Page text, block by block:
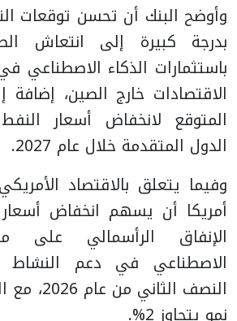
وأوضح البنك أن تحسن توقعات
بدرجة كبيرة إلى انتعاش
باستثمارات الذكاء الاصطناعي
الاقتصادات خارج الصين، إضافة
المتوقع لانخفاض أسعار
الدول المتقدمة خلال عام 2027.
وفيما يتعلق بالاقتصاد
أمريكا أن يسهم انخفاض أسعار
الإنفاق الرأسمالي على
الاصطناعي في دعم النشاط
النصف